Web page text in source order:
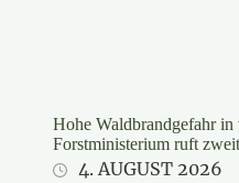
Hohe Waldbrandgefahr in
Forstministerium ruft
4. AUGUST 2026